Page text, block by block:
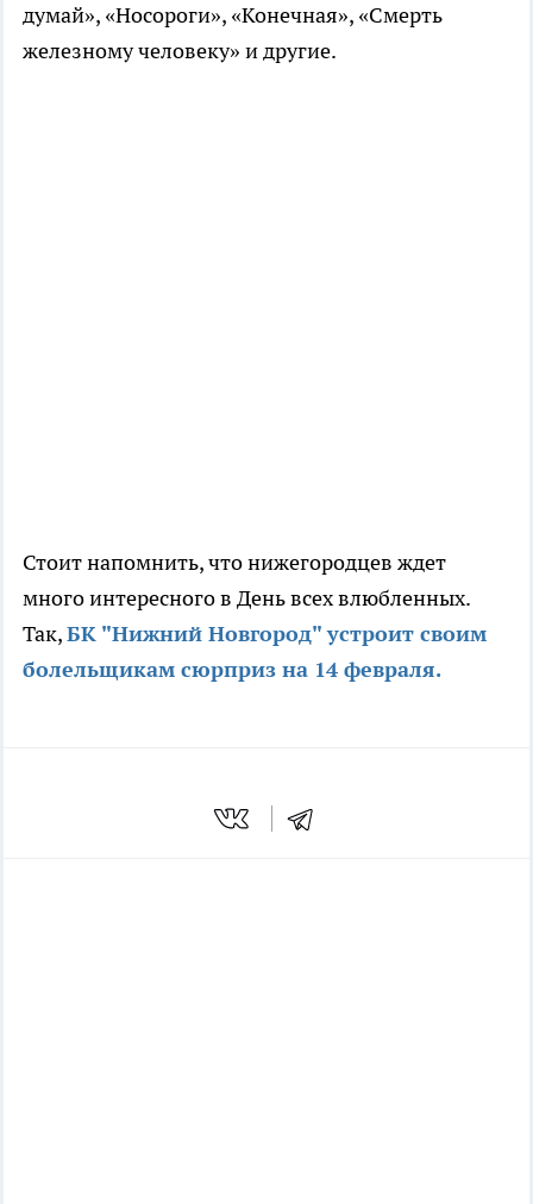
думай», «Носороги», «Конечная», «Смерть
железному человеку» и другие.
Стоит напомнить, что нижегородцев ждет
много интересного в День всех влюбленных.
Так,БК "Нижний Новгород" устроит своим
болельщикам сюрприз на 14 февраля.